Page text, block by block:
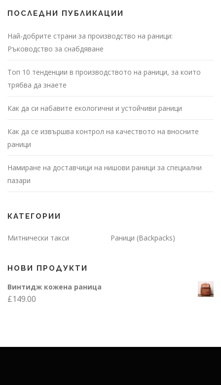
ПОСЛЕДНИ ПУБЛИКАЦИИ
Най-добрите страни за производство на раници:
Ръководство за снабдяване
Топ 10 тенденции в производството на раници, за които
трябва да знаете
Как да си набавите екологични и устойчиви раници
Как да се извършва контрол на качеството на вносните
раници
Намиране на доставчици на нишови раници за специални
пазари
КАТЕГОРИИ
Митнически такси Раници (Backpacks)
НОВИ ПРОДУКТИ
Винтидж кожена раница
£149.00